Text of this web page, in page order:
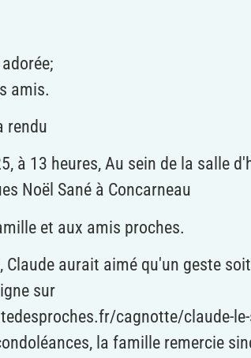
amis.
rendu
à 13 heures, Au sein de la salle
Noël Sané à Concarneau
et aux amis proches.
Claude aurait aimé qu'un geste
sur
cagnotte/claude-
la famille remercie